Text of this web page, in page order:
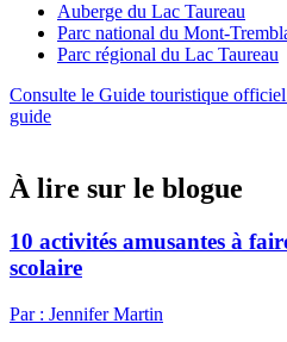
Auberge du Lac Taureau
Parc national du Mont-
Parc régional du Lac Taureau
Consulte le Guide touristique
guide
À lire sur le blogue
10 activités amusantes à
scolaire
Par : Jennifer Martin